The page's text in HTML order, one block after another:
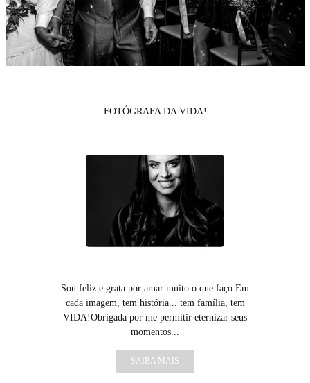
FOTÓGRAFA DA VIDA!
Sou feliz e grata por amar muito o que faço.Em
cada imagem, tem história... tem família, tem
VIDA!Obrigada por me permitir eternizar seus
momentos...
SAIBA MAIS